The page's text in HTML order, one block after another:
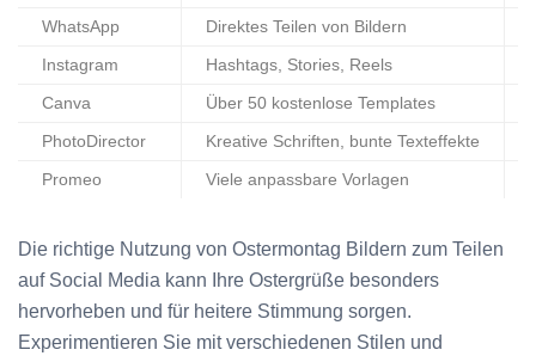
WhatsApp Direktes Teilen von Bildern
Instagram Hashtags, Stories, Reels
Canva Über 50 kostenlose Templates
PhotoDirector Kreative Schriften, bunte Texteffekte
Promeo Viele anpassbare Vorlagen
Die richtige Nutzung von Ostermontag Bildern zum Teilen
auf Social Media kann Ihre Ostergrüße besonders
hervorheben und für heitere Stimmung sorgen.
Experimentieren Sie mit verschiedenen Stilen und